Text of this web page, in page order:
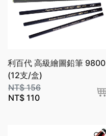
利百代 高級繪圖鉛筆 9800
(12支/盒)
NT$156
NT$ 110